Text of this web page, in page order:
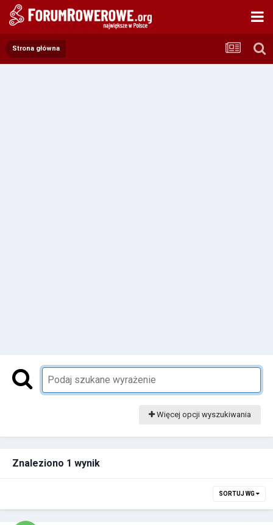
Strona główna
Więcej opcji wyszukiwania
Znaleziono 1 wynik
SORTUJ WG